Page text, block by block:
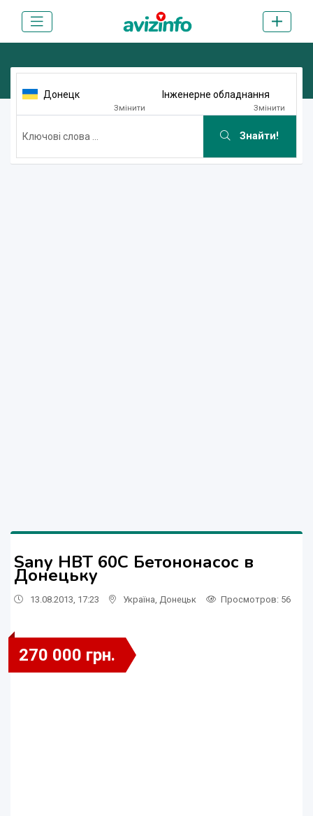
Донецк
Змінити
Інженерне обладнання
Змінити
Знайти!
Sany HBT 60C Бетононасос в
Донецьку
13.08.2013, 17:23 Україна Донецьк Просмотров: 56
270 000 грн.